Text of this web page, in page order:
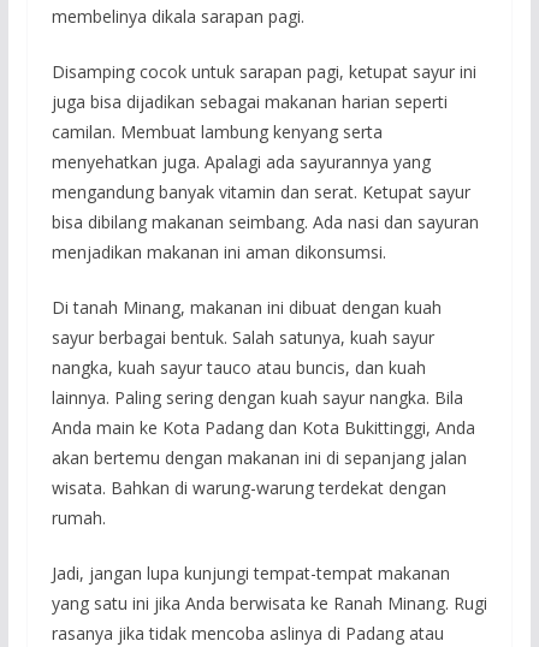
membelinya dikala sarapan pagi.
Disamping cocok untuk sarapan pagi, ketupat sayur ini
juga bisa dijadikan sebagai makanan harian seperti
camilan. Membuat lambung kenyang serta
menyehatkan juga. Apalagi ada sayurannya yang
mengandung banyak vitamin dan serat. Ketupat sayur
bisa dibilang makanan seimbang. Ada nasi dan sayuran
menjadikan makanan ini aman dikonsumsi.
Di tanah Minang, makanan ini dibuat dengan kuah
sayur berbagai bentuk. Salah satunya, kuah sayur
nangka, kuah sayur tauco atau buncis, dan kuah
lainnya. Paling sering dengan kuah sayur nangka. Bila
Anda main ke Kota Padang dan Kota Bukittinggi, Anda
akan bertemu dengan makanan ini di sepanjang jalan
wisata. Bahkan di warung-warung terdekat dengan
rumah.
Jadi, jangan lupa kunjungi tempat-tempat makanan
yang satu ini jika Anda berwisata ke Ranah Minang. Rugi
rasanya jika tidak mencoba aslinya di Padang atau